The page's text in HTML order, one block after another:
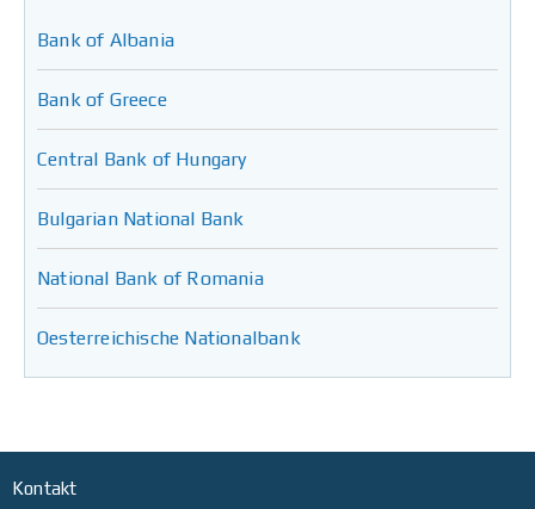
Bank of Albania
Bank of Greece
Central Bank of Hungary
Bulgarian National Bank
National Bank of Romania
Oesterreichische Nationalbank
Kontakt